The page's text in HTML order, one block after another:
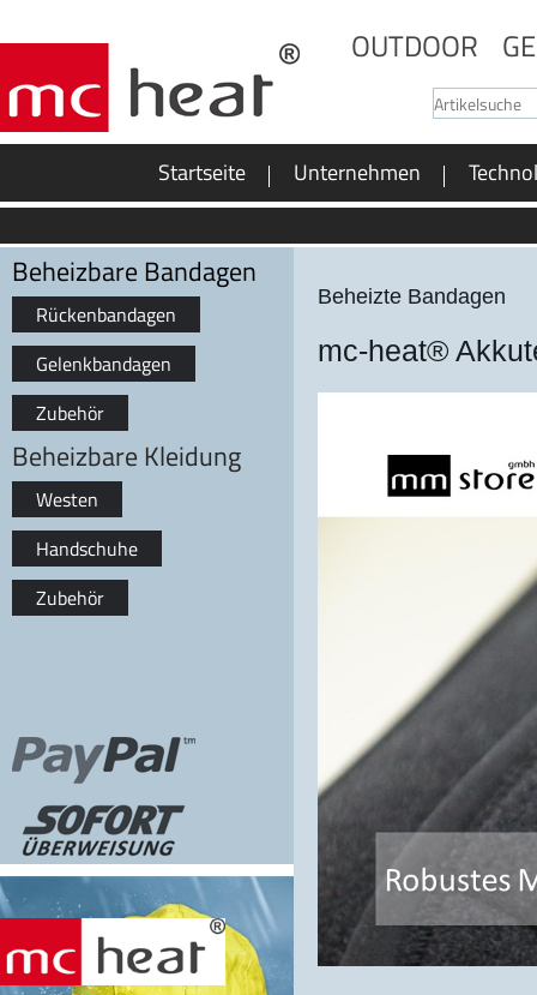
OUTDOOR
Startseite Unternehmen
Beheizte Bandagen
mc-heat®
Beheizbare Bandagen
Rückenbandagen
Gelenkbandagen
Zubehör
Beheizbare Kleidung
Westen
Handschuhe
Zubehör